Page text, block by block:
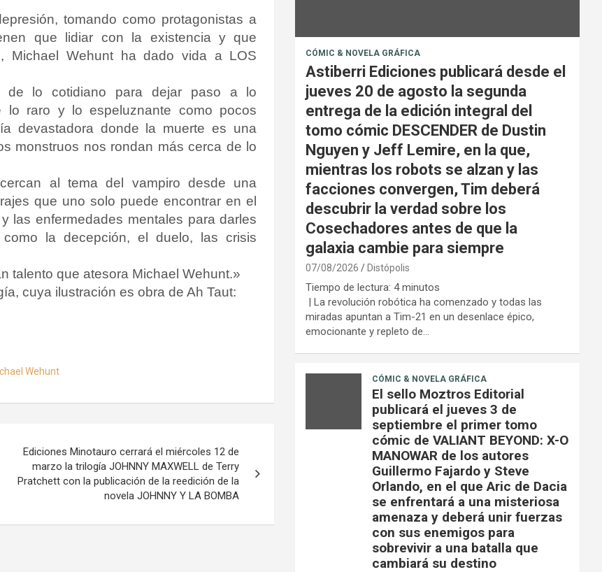
tomando como protagonistas a
que lidiar con la existencia y que
Michael Wehunt ha dado vida a LOS
de lo cotidiano para dejar paso a lo
lo raro y lo espeluznante como pocos
devastadora donde la muerte es una
monstruos nos rondan más cerca de lo
al tema del vampiro desde una
que uno solo puede encontrar en el
las enfermedades mentales para darles
la decepción, el duelo, las crisis
talento que atesora Michael Wehunt.»
cuya ilustración es obra de Ah Taut:
Wehunt
Ediciones Minotauro cerrará el miércoles 12 de
marzo la trilogía JOHNNY MAXWELL de Terry
Pratchett con la publicación de la reedición de la
novela JOHNNY Y LA BOMBA
CÓMIC & NOVELA GRÁFICA
Astiberri Ediciones publicará desde el
jueves 20 de agosto la segunda
entrega de la edición integral del
tomo cómic DESCENDER de Dustin
Nguyen y Jeff Lemire, en la que,
mientras los robots se alzan y las
facciones convergen, Tim deberá
descubrir la verdad sobre los
Cosechadores antes de que la
galaxia cambie para siempre
07/08/2026 Distópolis
Tiempo de lectura: 4 minutos
| La revolución robótica ha comenzado y todas las
miradas apuntan a Tim-21 en un desenlace épico,
emocionante y repleto de…
CÓMIC & NOVELA GRÁFICA
El sello Moztros Editorial
publicará el jueves 3 de
septiembre el primer tomo
cómic de VALIANT BEYOND: X-O
MANOWAR de los autores
Guillermo Fajardo y Steve
Orlando, en el que Aric de Dacia
se enfrentará a una misteriosa
amenaza y deberá unir fuerzas
con sus enemigos para
sobrevivir a una batalla que
cambiará su destino